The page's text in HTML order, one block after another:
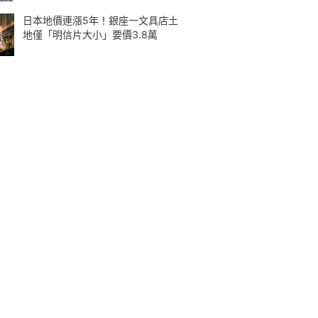
日本地價連漲5年！銀座一文具店土
地僅「明信片大小」要價3.8萬